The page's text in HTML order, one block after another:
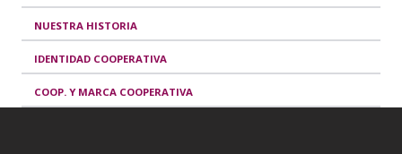
NUESTRA HISTORIA
IDENTIDAD COOPERATIVA
COOP. Y MARCA COOPERATIVA